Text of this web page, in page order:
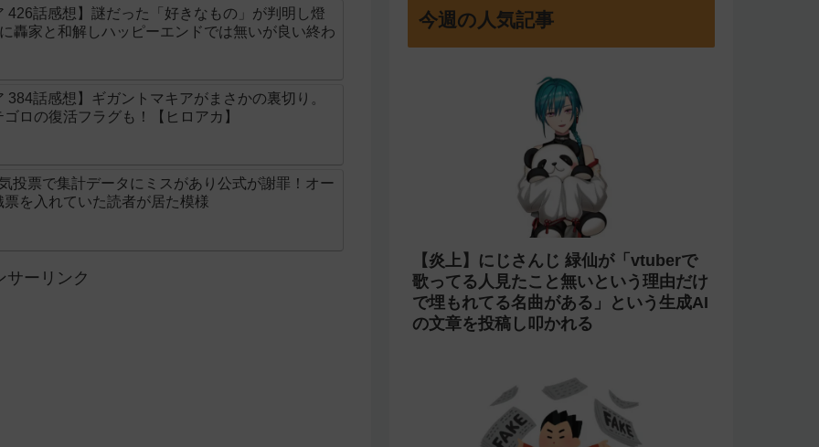
426話感想】謎だった「好きなもの」が判明し燈
轟家と和解しハッピーエンドでは無いが良い終わ
話感想】ギガントマキアがまさかの裏切り。
ロの復活フラグも！【ヒロアカ】
投票で集計データにミスがあり公式が謝罪！オー
を入れていた読者が居た模様
サーリンク
今週の人気記事
【炎上】にじさんじ 緑仙が「vtuberで
歌ってる人見たこと無いという理由だけ
で埋もれてる名曲がある」という生成AI
の文章を投稿し叩かれる